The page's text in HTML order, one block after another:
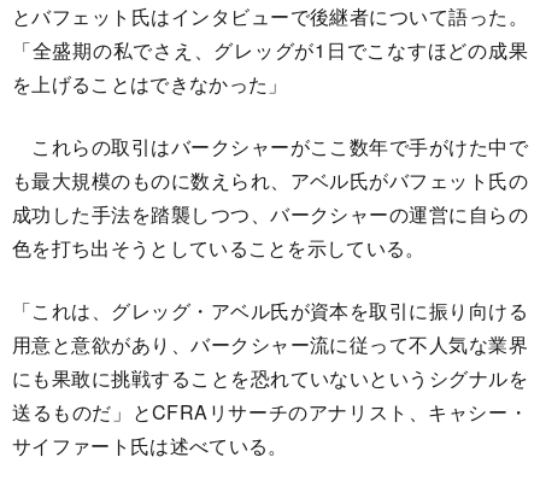
とバフェット氏はインタビューで後継者について語った。
「全盛期の私でさえ、グレッグが1日でこなすほどの成果
を上げることはできなかった」
これらの取引はバークシャーがここ数年で手がけた中で
も最大規模のものに数えられ、アベル氏がバフェット氏の
成功した手法を踏襲しつつ、バークシャーの運営に自らの
色を打ち出そうとしていることを示している。
「これは、グレッグ・アベル氏が資本を取引に振り向ける
用意と意欲があり、バークシャー流に従って不人気な業界
にも果敢に挑戦することを恐れていないというシグナルを
送るものだ」とCFRAリサーチのアナリスト、キャシー・
サイファート氏は述べている。